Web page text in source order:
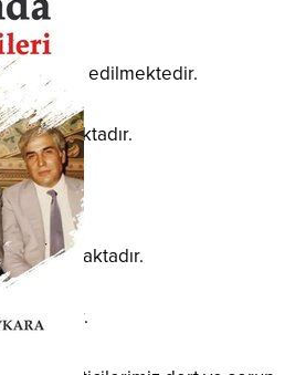
heba edilmektedir.
ve donmaktadır.